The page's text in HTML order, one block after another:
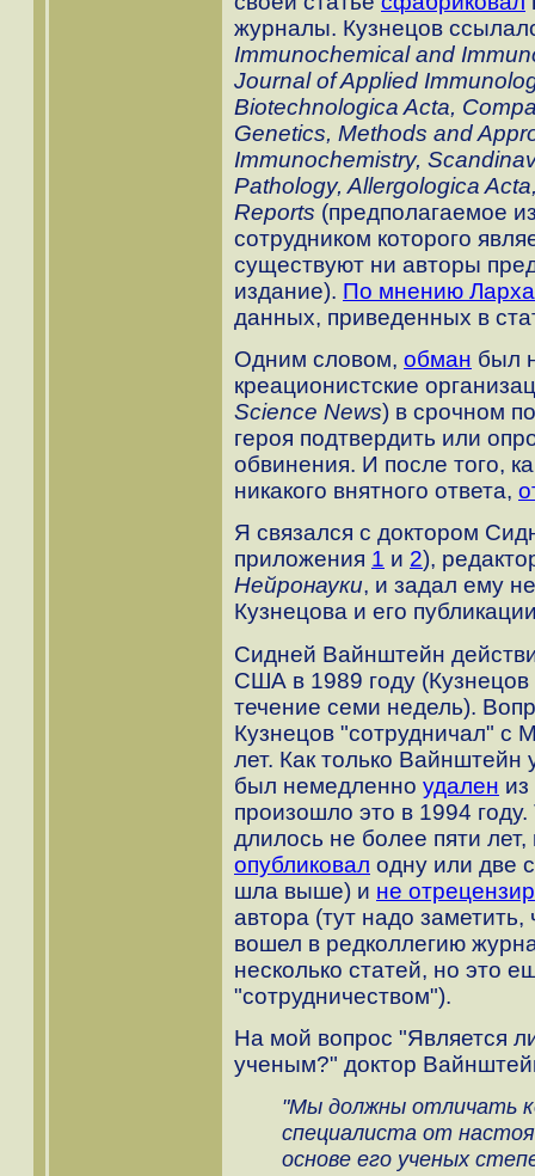
журналы. Кузнецов
Immunochemical and
Journal of Applied
Biotechnologica Acta,
Genetics, Methods and
Immunochemistry,
Pathology, Allergologica
Reports (предполагаемое
сотрудником которого
существуют ни авторы
издание). По мнению
данных, приведенных в
Одним словом, обман был
креационистские
Science News) в срочном
героя подтвердить или
обвинения. И после того,
никакого внятного ответа,
Я связался с доктором
приложения 1 и 2),
Нейронауки, и задал ему
Кузнецова и его
Сидней Вайнштейн
США в 1989 году
течение семи недель).
Кузнецов "сотрудничал" с
лет. Как только Вайнштейн
был немедленно удален
произошло это в 1994
длилось не более пяти
опубликовал одну или две
шла выше) и не
автора (тут надо
вошел в редколлегию
несколько статей, но это
"сотрудничеством").
На мой вопрос "Является
ученым?" доктор
"Мы должны отличать
специалиста от
основе его ученых